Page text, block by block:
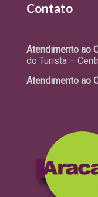
Contato
Atendimento ao
do Turista –
Atendimento ao